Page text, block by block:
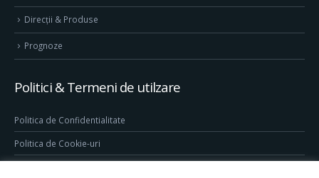
Direcţii & Produse
Prognoze
Politici & Termeni de utilzare
Politica de Confidentialitate
Politica de Cookie-uri